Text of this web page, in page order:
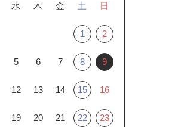
水 木 金 土 日
1 2
5 6 7 8 9
12 13 14 15 16
19 20 21 22 23